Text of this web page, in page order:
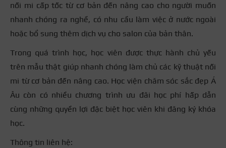
nối mi cấp tốc từ cơ bản đến nâng cao cho người muốn
nhanh chóng ra nghề, có nhu cầu làm việc ở nước ngoài
hoặc bổ sung thêm dịch vụ cho salon của bản thân.
Trong quá trình học, học viên được thực hành chủ yếu
trên mẫu thật giúp nhanh chóng làm chủ các kỹ thuật nối
mi từ cơ bản đến nâng cao. Học viện chăm sóc sắc đẹp Á
Âu còn có nhiều chương trình ưu đãi học phí hấp dẫn
cùng những quyền lợi đặc biệt học viên khi đăng ký khóa
học.
Thông tin liên hệ: